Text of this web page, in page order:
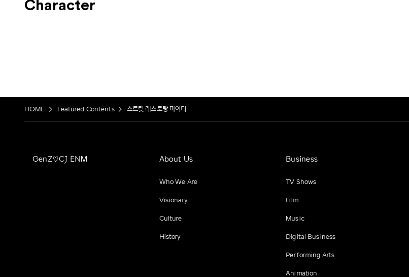
Character
HOME Featured Contents 스트릿 레스토랑 파이터
GenZ♡CJ ENM About Us
Who We Are
Visionary
Culture
History
Business
TV Shows
Film
Music
Digital Business
Performing Arts
Animation